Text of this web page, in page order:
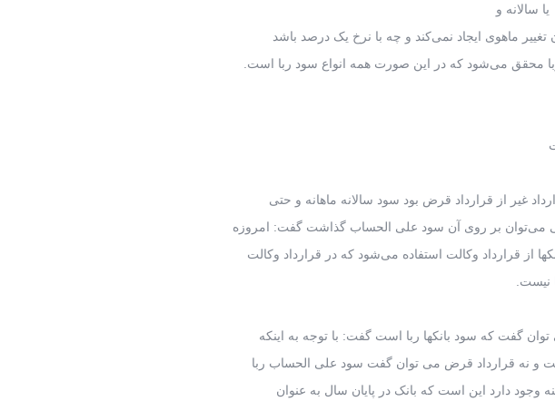
سالانه و
ماهوی ایجاد نمی‌کند و چه با نرخ یک درصد باشد
محقق می‌شود که در این صورت همه انواع سود ربا است.
غیر از قرارداد قرض بود سود سالانه ماهانه و حتی
می‌توان بر روی آن سود علی الحساب گذاشت گفت: امروزه
از قرارداد وکالت استفاده می‌شود که در قرارداد وکالت
نیست.
گفت که سود بانکها ربا است گفت: با توجه به اینکه
است و نه قرارداد قرض می توان گفت سود علی الحساب ربا
وجود دارد این است که بانک در پایان سال به عنوان